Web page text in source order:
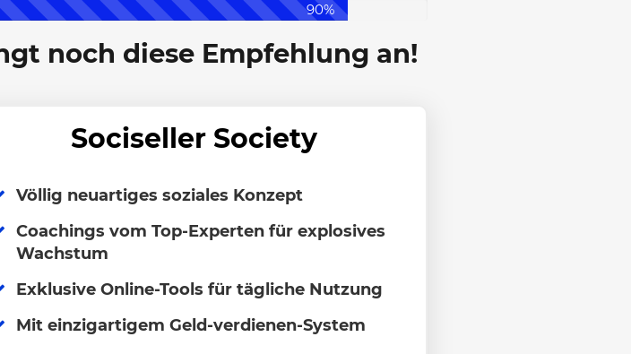
90%
noch diese Empfehlung an!
Sociseller Society
Völlig neuartiges soziales Konzept
Coachings vom Top-Experten für explosives
Wachstum
Exklusive Online-Tools für tägliche Nutzung
Mit einzigartigem Geld-verdienen-System